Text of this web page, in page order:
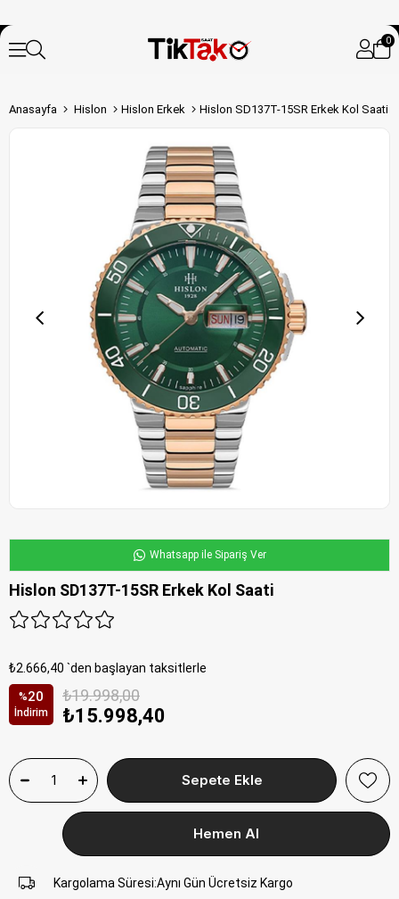
0
Anasayfa Hislon Hislon Erkek Hislon SD137T-15SR Erkek Kol Saati
Whatsapp ile Sipariş Ver
Hislon SD137T-15SR Erkek Kol Saati
₺2.666,40 `den başlayan taksitlerle
%20
İndirim
₺19.998,00
₺15.998,40
Kargolama Süresi:Aynı Gün Ücretsiz Kargo